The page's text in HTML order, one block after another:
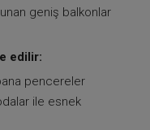
geniş balkonlar
edilir:
pencereler
ile esnek